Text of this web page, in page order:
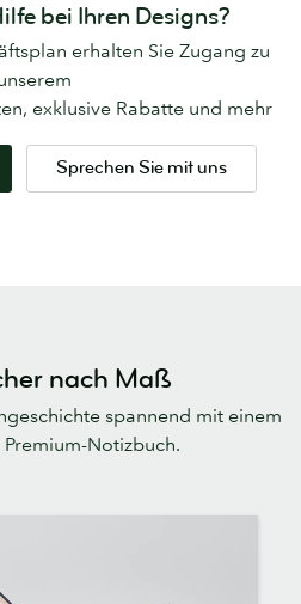
bei Ihren Designs?
erhalten Sie Zugang zu
exklusive Rabatte und mehr
Sprechen Sie mit uns
nach Maß
spannend mit einem
Notizbuch.